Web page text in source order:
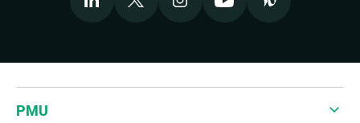
Accepter les cookies pour voir la vidéo
PMU